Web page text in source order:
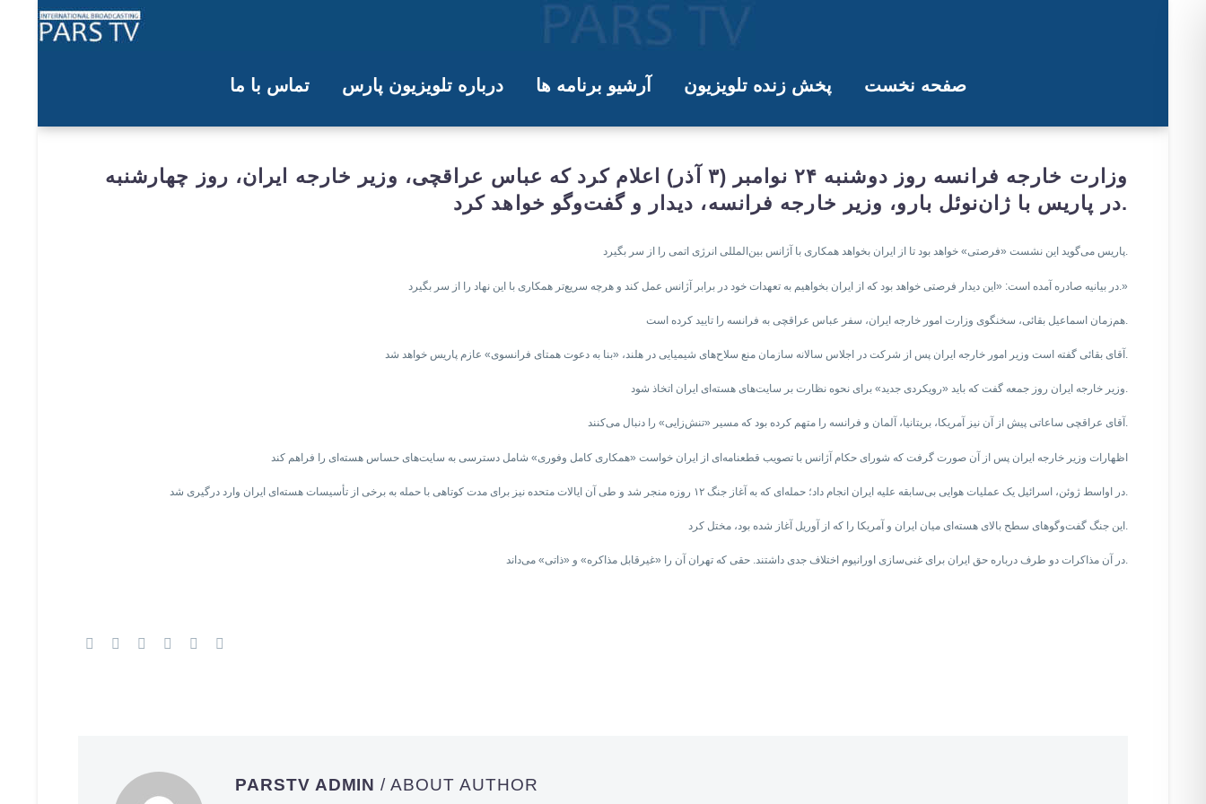
تماس با ما درباره تلویزیون پارس آرشیو برنامه ها پخش زنده تلویزیون صفحه نخست
عباس عراقچی در پاریس با وزیر خارجه فرانسه دیدار می‌کند
وزارت خارجه فرانسه روز دوشنبه ۲۴ نوامبر (۳ آذر) اعلام کرد که عباس عراقچی، وزیر خارجه ایران، روز چهارشنبه
در پاریس با ژان‌نوئل بارو، وزیر خارجه فرانسه، دیدار و گفت‌وگو خواهد کرد.
پاریس می‌گوید این نشست «فرصتی» خواهد بود تا از ایران بخواهد همکاری با آژانس بین‌المللی انرژی اتمی را از سر بگیرد.
در بیانیه صادره آمده است: «این دیدار فرصتی خواهد بود که از ایران بخواهیم به تعهدات خود در برابر آژانس عمل کند و هرچه سریع‌تر همکاری با این نهاد را از سر بگیرد.»
آقای بقائی گفته است وزیر امور خارجه ایران پس از شرکت در اجلاس سالانه سازمان منع سلاح‌های شیمیایی در هلند، «بنا به دعوت همتای فرانسوی» عازم پاریس خواهد شد.
وزیر خارجه ایران روز جمعه گفت که باید «رویکردی جدید» برای نحوه نظارت بر سایت‌های هسته‌ای ایران اتخاذ شود.
آقای عراقچی ساعاتی پیش از آن نیز آمریکا، بریتانیا، آلمان و فرانسه را متهم کرده بود که مسیر «تنش‌زایی» را دنبال می‌کنند.
اظهارات وزیر خارجه ایران پس از آن صورت گرفت که شورای حکام آژانس با تصویب قطعنامه‌ای از ایران ‌خواست «همکاری کامل وفوری» شامل دسترسی به سایت‌های حساس هسته‌ای را فراهم کند
این جنگ گفت‌وگوهای سطح بالای هسته‌ای میان ایران و آمریکا را که از آوریل آغاز شده بود، مختل کرد.
در آن مذاکرات دو طرف درباره حق ایران برای غنی‌سازی اورانیوم اختلاف جدی داشتند. حقی که تهران آن را «غیرقابل مذاکره» و «ذاتی» می‌داند.
PARSTV ADMIN/ ABOUT AUTHOR